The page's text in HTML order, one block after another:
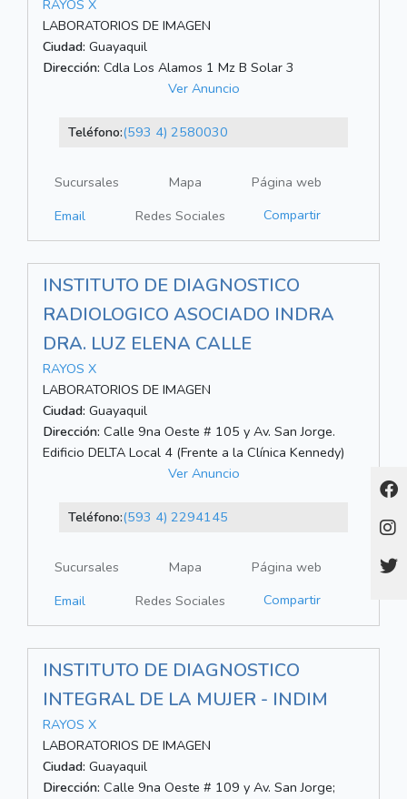
RAYOS X
LABORATORIOS DE IMAGEN
Ciudad: Guayaquil
Dirección: Cdla Los Alamos 1 Mz B Solar 3
Ver Anuncio
Teléfono:(593 4) 2580030
Sucursales Mapa
Página web
Email
Redes Sociales Compartir
INSTITUTO DE DIAGNOSTICO
RADIOLOGICO ASOCIADO INDRA
DRA. LUZ ELENA CALLE
RAYOS X
LABORATORIOS DE IMAGEN
Ciudad: Guayaquil
Dirección: Calle 9na Oeste # 105 y Av. San Jorge.
Edificio DELTA Local 4 (Frente a la Clínica Kennedy)
Ver Anuncio
Teléfono:(593 4) 2294145
Sucursales Mapa
Página web
Email
Redes Sociales Compartir
INSTITUTO DE DIAGNOSTICO
INTEGRAL DE LA MUJER - INDIM
RAYOS X
LABORATORIOS DE IMAGEN
Ciudad: Guayaquil
Dirección: Calle 9na Oeste # 109 y Av. San Jorge;